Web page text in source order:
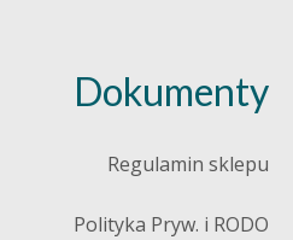
Dokumenty
Regulamin sklepu
Polityka Pryw. i RODO